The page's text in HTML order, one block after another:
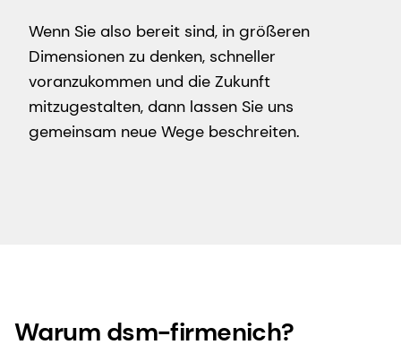
Wenn Sie also bereit sind, in größeren
Dimensionen zu denken, schneller
voranzukommen und die Zukunft
mitzugestalten, dann lassen Sie uns
gemeinsam neue Wege beschreiten.
Warum dsm-firmenich?